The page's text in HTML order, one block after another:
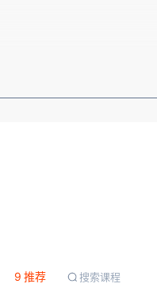
初级课程 · 2 进阶课程 · 9
9 推荐